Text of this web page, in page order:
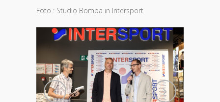
Foto : Studio Bomba in Intersport